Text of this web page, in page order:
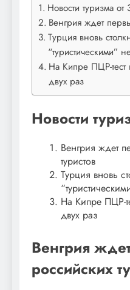
Новости туризма от
Венгрия ждет
Турция вновь
“туристическими”
На Кипре ПЦР-тест
двух раз
Новости
Венгрия ждет
туристов
Турция вновь
На Кипре ПЦР-
двух раз
Венгрия
российских